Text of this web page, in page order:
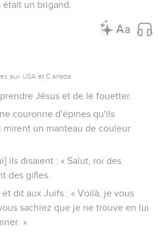
était un brigand.
aux USA et C anada.
Jésus et de le fouetter.
couronne d'épines qu'ils
mirent un manteau de couleur
ils disaient : « Salut, roi des
des gifles.
dit aux Juifs : « Voilà, je vous
sachiez que je ne trouve en lui
»